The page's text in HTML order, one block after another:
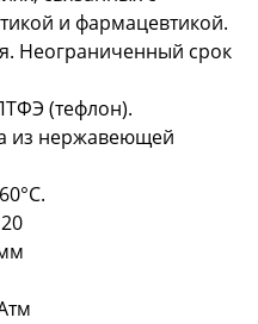
и фармацевтикой.
Неограниченный срок
(тефлон).
из нержавеющей